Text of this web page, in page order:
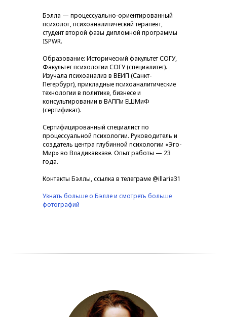
Бэлла — процессуально-ориентированный
психолог, психоаналитический терапевт,
студент второй фазы дипломной программы
ISPWR.
Образование: Исторический факультет СОГУ,
Факультет психологии СОГУ (специалитет).
Изучала психоанализ в ВЕИП (Санкт-
Петербург), прикладные психоаналитические
технологии в политике, бизнесе и
консультировании в ВАППи ЕШМиФ
(сертификат).
Сертифицированный специалист по
процессуальной психологии. Руководитель и
создатель центра глубинной психологии «Эго-
Мир» во Владикавказе. Опыт работы — 23
года.
Контакты Бэллы, ссылка в телеграме @illaria31
Узнать больше о Бэлле и смотреть больше
фотографий